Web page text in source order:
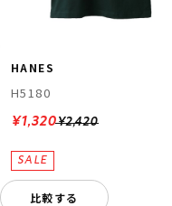
HANES
H5180
¥2,420
¥1,320
比較する